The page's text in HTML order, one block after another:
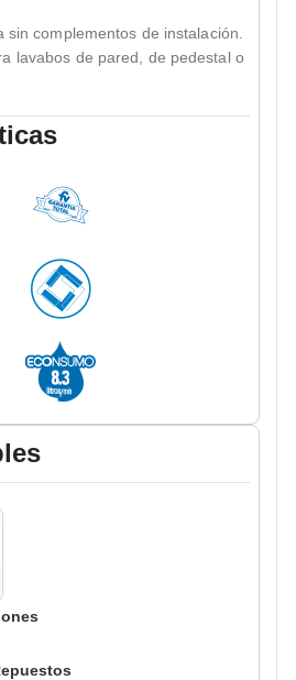
sin complementos de instalación.
lavabos de pared, de pedestal o